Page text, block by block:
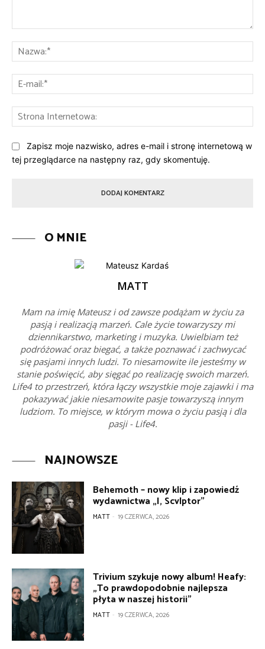
Zapisz moje nazwisko, adres e-mail i stronę internetową w
tej przeglądarce na następny raz, gdy skomentuję.
O MNIE
MATT
Mam na imię Mateusz i od zawsze podążam w życiu za
pasją i realizacją marzeń. Cale życie towarzyszy mi
dziennikarstwo, marketing i muzyka. Uwielbiam też
podróżować oraz biegać, a także poznawać i zachwycać
się pasjami innych ludzi. To niesamowite ile jesteśmy w
stanie poświęcić, aby sięgać po realizację swoich marzeń.
Life4 to przestrzeń, która łączy wszystkie moje zajawki i ma
pokazywać jakie niesamowite pasje towarzyszą innym
ludziom. To miejsce, w którym mowa o życiu pasją i dla
pasji - Life4.
NAJNOWSZE
Behemoth – nowy klip i zapowiedź
wydawnictwa „I, Scvlptor”
MATT - 19 CZERWCA, 2026
Trivium szykuje nowy album! Heafy:
„To prawdopodobnie najlepsza
płyta w naszej historii”
MATT - 19 CZERWCA, 2026